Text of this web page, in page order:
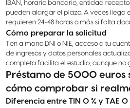
IBAN, horario bancario, entidad
pueden alargar el plazo. A veces llega
requieren 24-48 horas o más si falta
Cómo preparar la solicitud
Ten a mano DNI o NIE, acceso a tu
de ingresos y datos personales
completa facilita el estudio, aunque no
Préstamo de 5000 euros
cómo comprobar si
Diferencia entre TIN 0 % y TAE 0